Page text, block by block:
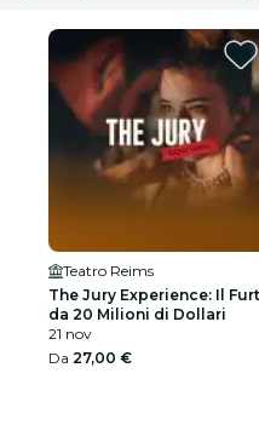
Teatro Reims
The Jury Experience: Il
da 20 Milioni di Dollari
21 nov
Da 27,00 €